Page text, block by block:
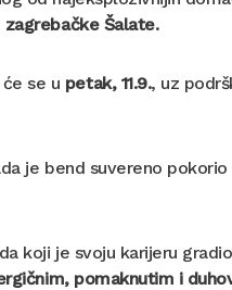
Šalate.
se u petak, 11.9., uz
je bend suvereno pokorio
koji je svoju karijeru
pomaknutim i